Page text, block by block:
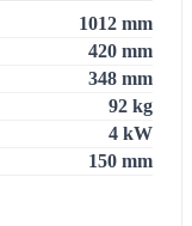
1012 mm
420 mm
348 mm
92 kg
4 kW
150 mm